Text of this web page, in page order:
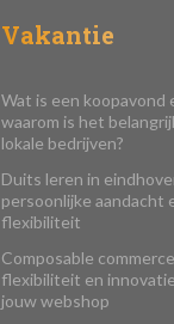
Vakantie
Wat is een koopavond
waarom is het
lokale bedrijven?
Duits leren in
persoonlijke aandacht
flexibiliteit
Composable
flexibiliteit en
jouw webshop